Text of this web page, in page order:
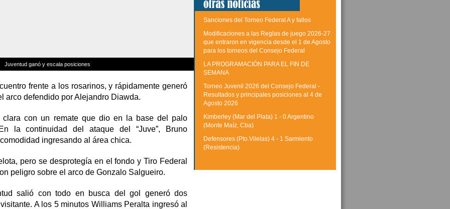
Juventud ganó y escala posiciones
frente a los rosarinos, y rápidamente generó
arco defendido por Alejandro Diawda.
clara con un remate que dio en la base del palo
la continuidad del ataque del “Juve”, Bruno
ingresando al área chica.
pero se desprotegía en el fondo y Tiro Federal
peligro sobre el arco de Gonzalo Salgueiro.
salió con todo en busca del gol generó dos
A los 5 minutos Williams Peralta ingresó al
Sanciones del Torneo Federal A y fallos
Modificaciones a las Reglas de juego 2026-27
que entraron en vigencia desde el 1 de Agosto
para los torneos del Consejo Federal
LA PROGRAMACIÓN PARA EL FIN DE
SEMANA
Torneo Juvenil 2026 del Consejo Federal -
Resultados y principales posiciones al 4 de
Agosto 2026
Kimberley (Mar del Plata) 1 - 0 Argentino
(Monte Maíz, Cba)
Defensores (Pto.Vilelas) 4 - 1 Sarmiento
(Resistencia)